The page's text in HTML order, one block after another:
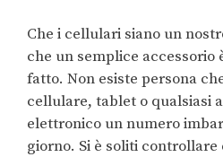
Che i cellulari siano un
che un semplice accessorio
fatto. Non esiste persona
cellulare, tablet o qualsiasi
elettronico un numero
giorno. Si è soliti